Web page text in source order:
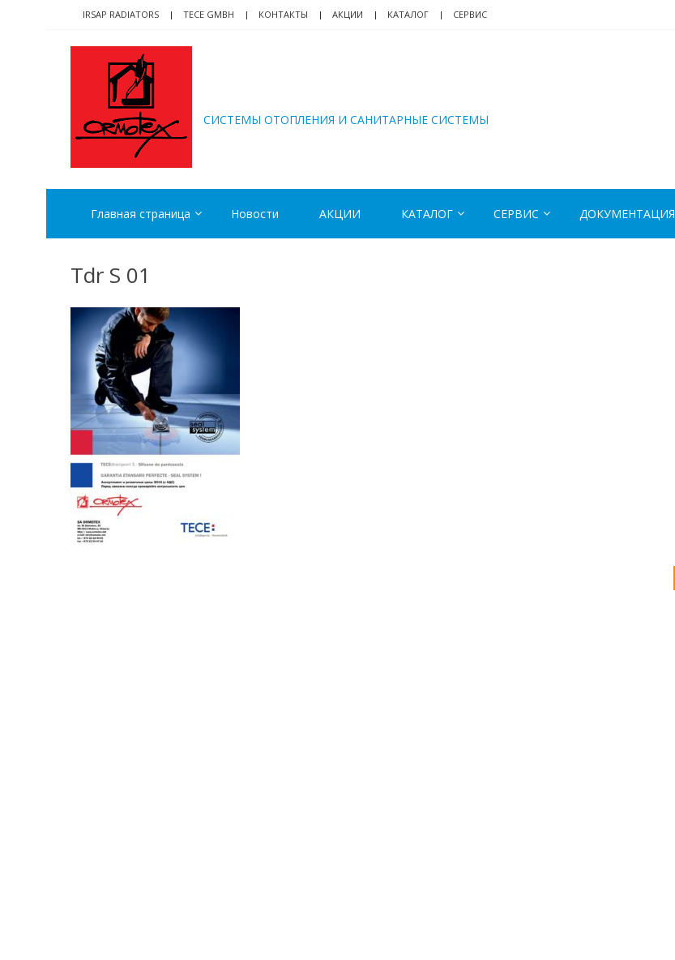
navigation
content
IRSAP RADIATORS TECE GMBH КОНТАКТЫ АКЦИИ КАТАЛОГ СЕРВИС
CИСТЕМЫ ОТОПЛЕНИЯ И САНИТАРНЫЕ СИСТЕМЫ
Главная страница Новости АКЦИИ КАТАЛОГ СЕРВИС ДОКУМЕНТАЦИЯ
Tdr S 01